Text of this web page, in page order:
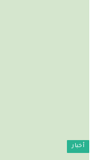
أخبار